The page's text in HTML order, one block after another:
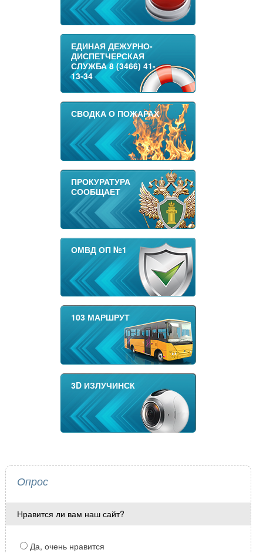
ЕДИНАЯ ДЕЖУРНО-
ДИСПЕТЧЕРСКАЯ
СЛУЖБА 8 (3466) 41-
13-34
СВОДКА О ПОЖАРАХ
ПРОКУРАТУРА
СООБЩАЕТ
ОМВД ОП №1
103 МАРШРУТ
3D ИЗЛУЧИНСК
Опрос
Нравится ли вам наш сайт?
Да, очень нравится